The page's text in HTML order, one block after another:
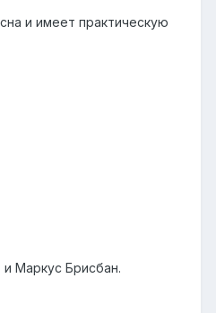
и имеет практическую
Маркус Брисбан.